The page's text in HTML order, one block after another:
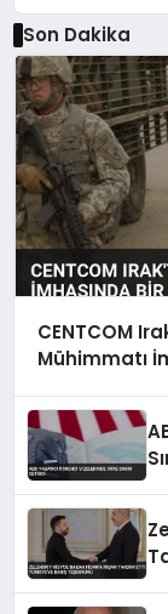
Son Dakika
CENTCOM
Mühimmatı